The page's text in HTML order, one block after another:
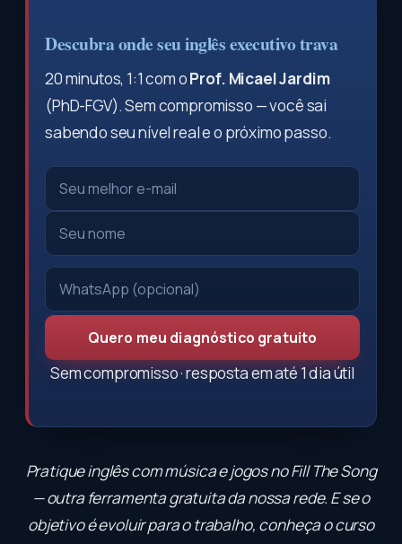
Descubra onde seu inglês executivo trava
20 minutos, 1:1 com oProf. Micael Jardim
(PhD-FGV). Sem compromisso — você sai
sabendo seu nível real e o próximo passo.
Quero meu diagnóstico gratuito
Sem compromisso · resposta em até 1 dia útil
Pratique inglês com música e jogos noFill The Song
— outra ferramenta gratuita da nossa rede. E se o
objetivo é evoluir para o trabalho, conheça ocurso